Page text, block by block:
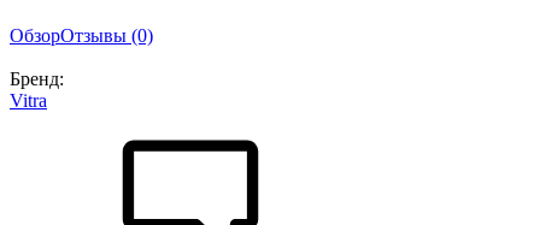
ОбзорОтзывы (0)
Бренд:
Vitra